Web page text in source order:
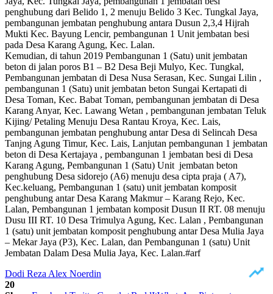
penghubung dari Belido 1, 2 menuju Belido 3 Kec. Tungkal Jaya,
pembangunan jembatan penghubung antara Dusun 2,3,4 Hijrah
Mukti Kec. Bayung Lencir, pembangunan 1 Unit jembatan besi
pada Desa Karang Agung, Kec. Lalan.
Kemudian, di tahun 2019 Pembangunan 1 (Satu) unit jembatan
beton di jalan poros B1 – B2 Desa Beji Mulyo, Kec. Tungkal,
Pembangunan jembatan di Desa Nusa Serasan, Kec. Sungai Lilin ,
pembangunan 1 (Satu) unit jembatan beton Sungai Kertapati di
Desa Toman, Kec. Babat Toman, pembangunan jembatan di Desa
Karang Anyar, Kec. Lawang Wetan , pembangunan jembatan Teluk
Kijing/ Petaling Menuju Desa Rantau Kroya, Kec. Lais,
pembangunan jembatan penghubung antar Desa di Selincah Desa
Tanjng Agung Timur, Kec. Lais, Lanjutan pembangunan 1 jembatan
beton di Desa Kertajaya , pembangunan 1 jembatan besi di Desa
Karang Agung, Pembangunan 1 (Satu) Unit jembatan beton
penghubung Desa sidorejo (A6) menuju desa cipta praja ( A7),
Kec.keluang, Pembangunan 1 (satu) unit jembatan komposit
penghubung antar Desa Karang Makmur – Karang Rejo, Kec.
Lalan, Pembangunan 1 jembatan komposit Dusun II RT. 08 menuju
Dusu III RT. 10 Desa Trimulya Agung, Kec. Lalan , Pembangunan
1 (satu) unit jembatan komposit penghubung antar Desa Mulia Jaya
– Mekar Jaya (P3), Kec. Lalan, dan Pembangunan 1 (satu) Unit
Jembatan Dalam Desa Mulia Jaya, Kec. Lalan.#arf
Dodi Reza Alex Noerdin
20